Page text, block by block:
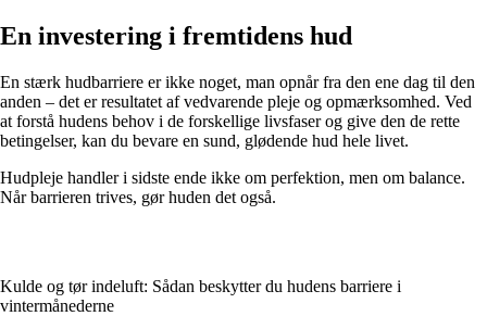
En investering i fremtidens hud
En stærk hudbarriere er ikke noget, man opnår fra den ene dag til den
anden – det er resultatet af vedvarende pleje og opmærksomhed. Ved
at forstå hudens behov i de forskellige livsfaser og give den de rette
betingelser, kan du bevare en sund, glødende hud hele livet.
Hudpleje handler i sidste ende ikke om perfektion, men om balance.
Når barrieren trives, gør huden det også.
Kulde og tør indeluft: Sådan beskytter du hudens barriere i
vintermånederne